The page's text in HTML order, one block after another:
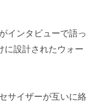
インタビューで語っ
に設計されたウォー
サイザーが互いに絡